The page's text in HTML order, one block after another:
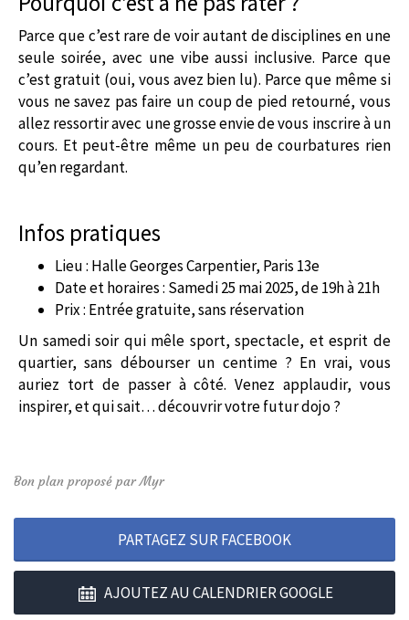
Parce que c’est rare de voir autant de disciplines en une
seule soirée, avec une vibe aussi inclusive. Parce que
c’est gratuit (oui, vous avez bien lu). Parce que même si
vous ne savez pas faire un coup de pied retourné, vous
allez ressortir avec une grosse envie de vous inscrire à un
cours. Et peut-être même un peu de courbatures rien
qu’en regardant.
Infos pratiques
Lieu : Halle Georges Carpentier, Paris 13e
Date et horaires : Samedi 25 mai 2025, de 19h à 21h
Prix : Entrée gratuite, sans réservation
Un samedi soir qui mêle sport, spectacle, et esprit de
quartier, sans débourser un centime ? En vrai, vous
auriez tort de passer à côté. Venez applaudir, vous
inspirer, et qui sait… découvrir votre futur dojo ?
Bon plan proposé par Myr
PARTAGEZ SUR FACEBOOK
AJOUTEZ AU CALENDRIER GOOGLE